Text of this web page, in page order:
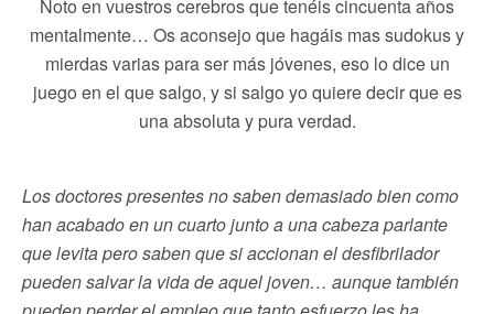
Noto en vuestros cerebros que tenéis cincuenta años
mentalmente… Os aconsejo que hagáis mas sudokus y
mierdas varias para ser más jóvenes, eso lo dice un
juego en el que salgo, y si salgo yo quiere decir que es
una absoluta y pura verdad.
Los doctores presentes no saben demasiado bien como
han acabado en un cuarto junto a una cabeza parlante
que levita pero saben que si accionan el desfibrilador
pueden salvar la vida de aquel joven… aunque también